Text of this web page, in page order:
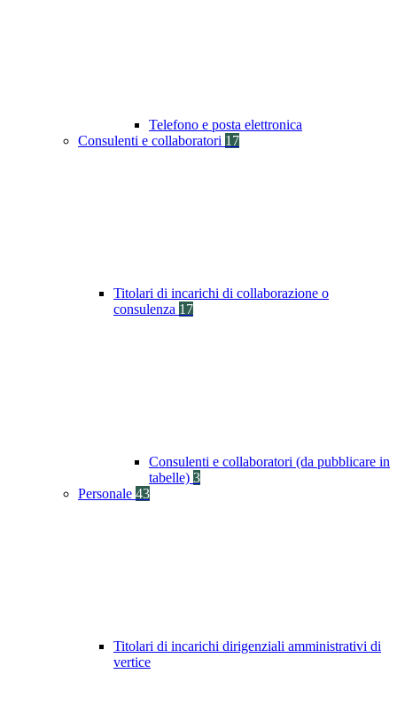
Telefono e posta elettronica
Consulenti e collaboratori 17
Titolari di incarichi di collaborazione o
consulenza 17
Consulenti e collaboratori (da pubblicare in
tabelle) 3
Personale 43
Titolari di incarichi dirigenziali amministrativi di
vertice